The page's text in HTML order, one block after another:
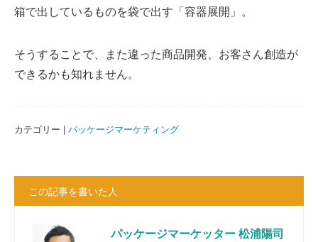
箱で出しているものを袋で出す「容器展開」。
そうすることで、また違った商品開発、お客さん創造が
できるかも知れません。
カテゴリー | パッケージマーケティング
この記事を書いた人
パッケージマーケッター 松浦陽司